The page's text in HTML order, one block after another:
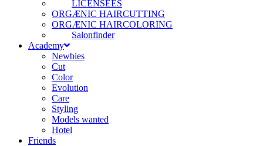
LICENSEES
ORGÆNIC HAIRCUTTING
ORGÆNIC HAIRCOLORING
Salonfinder
Academy
Newbies
Cut
Color
Evolution
Care
Styling
Models wanted
Hotel
Friends